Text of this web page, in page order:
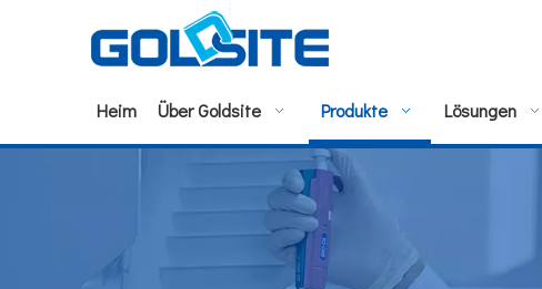
Heim Über Goldsite Produkte Lösungen